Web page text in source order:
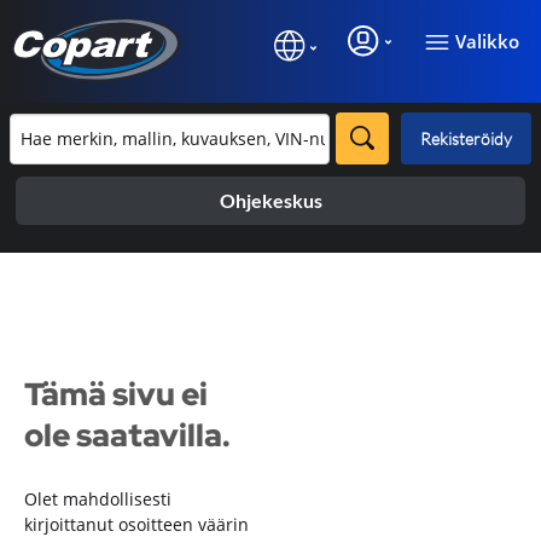
Valikko
Rekisteröidy
Ohjekeskus
Tämä sivu ei
ole saatavilla.
Olet mahdollisesti
kirjoittanut osoitteen väärin